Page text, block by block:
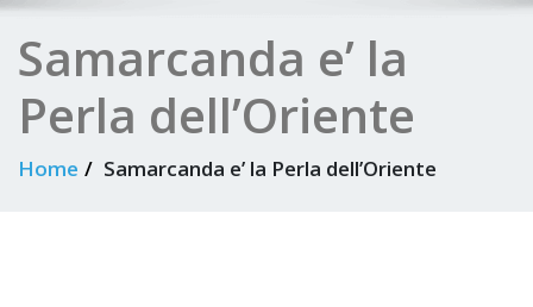
Samarcanda e’ la
Perla dell’Oriente
Home Samarcanda e’ la Perla dell’Oriente